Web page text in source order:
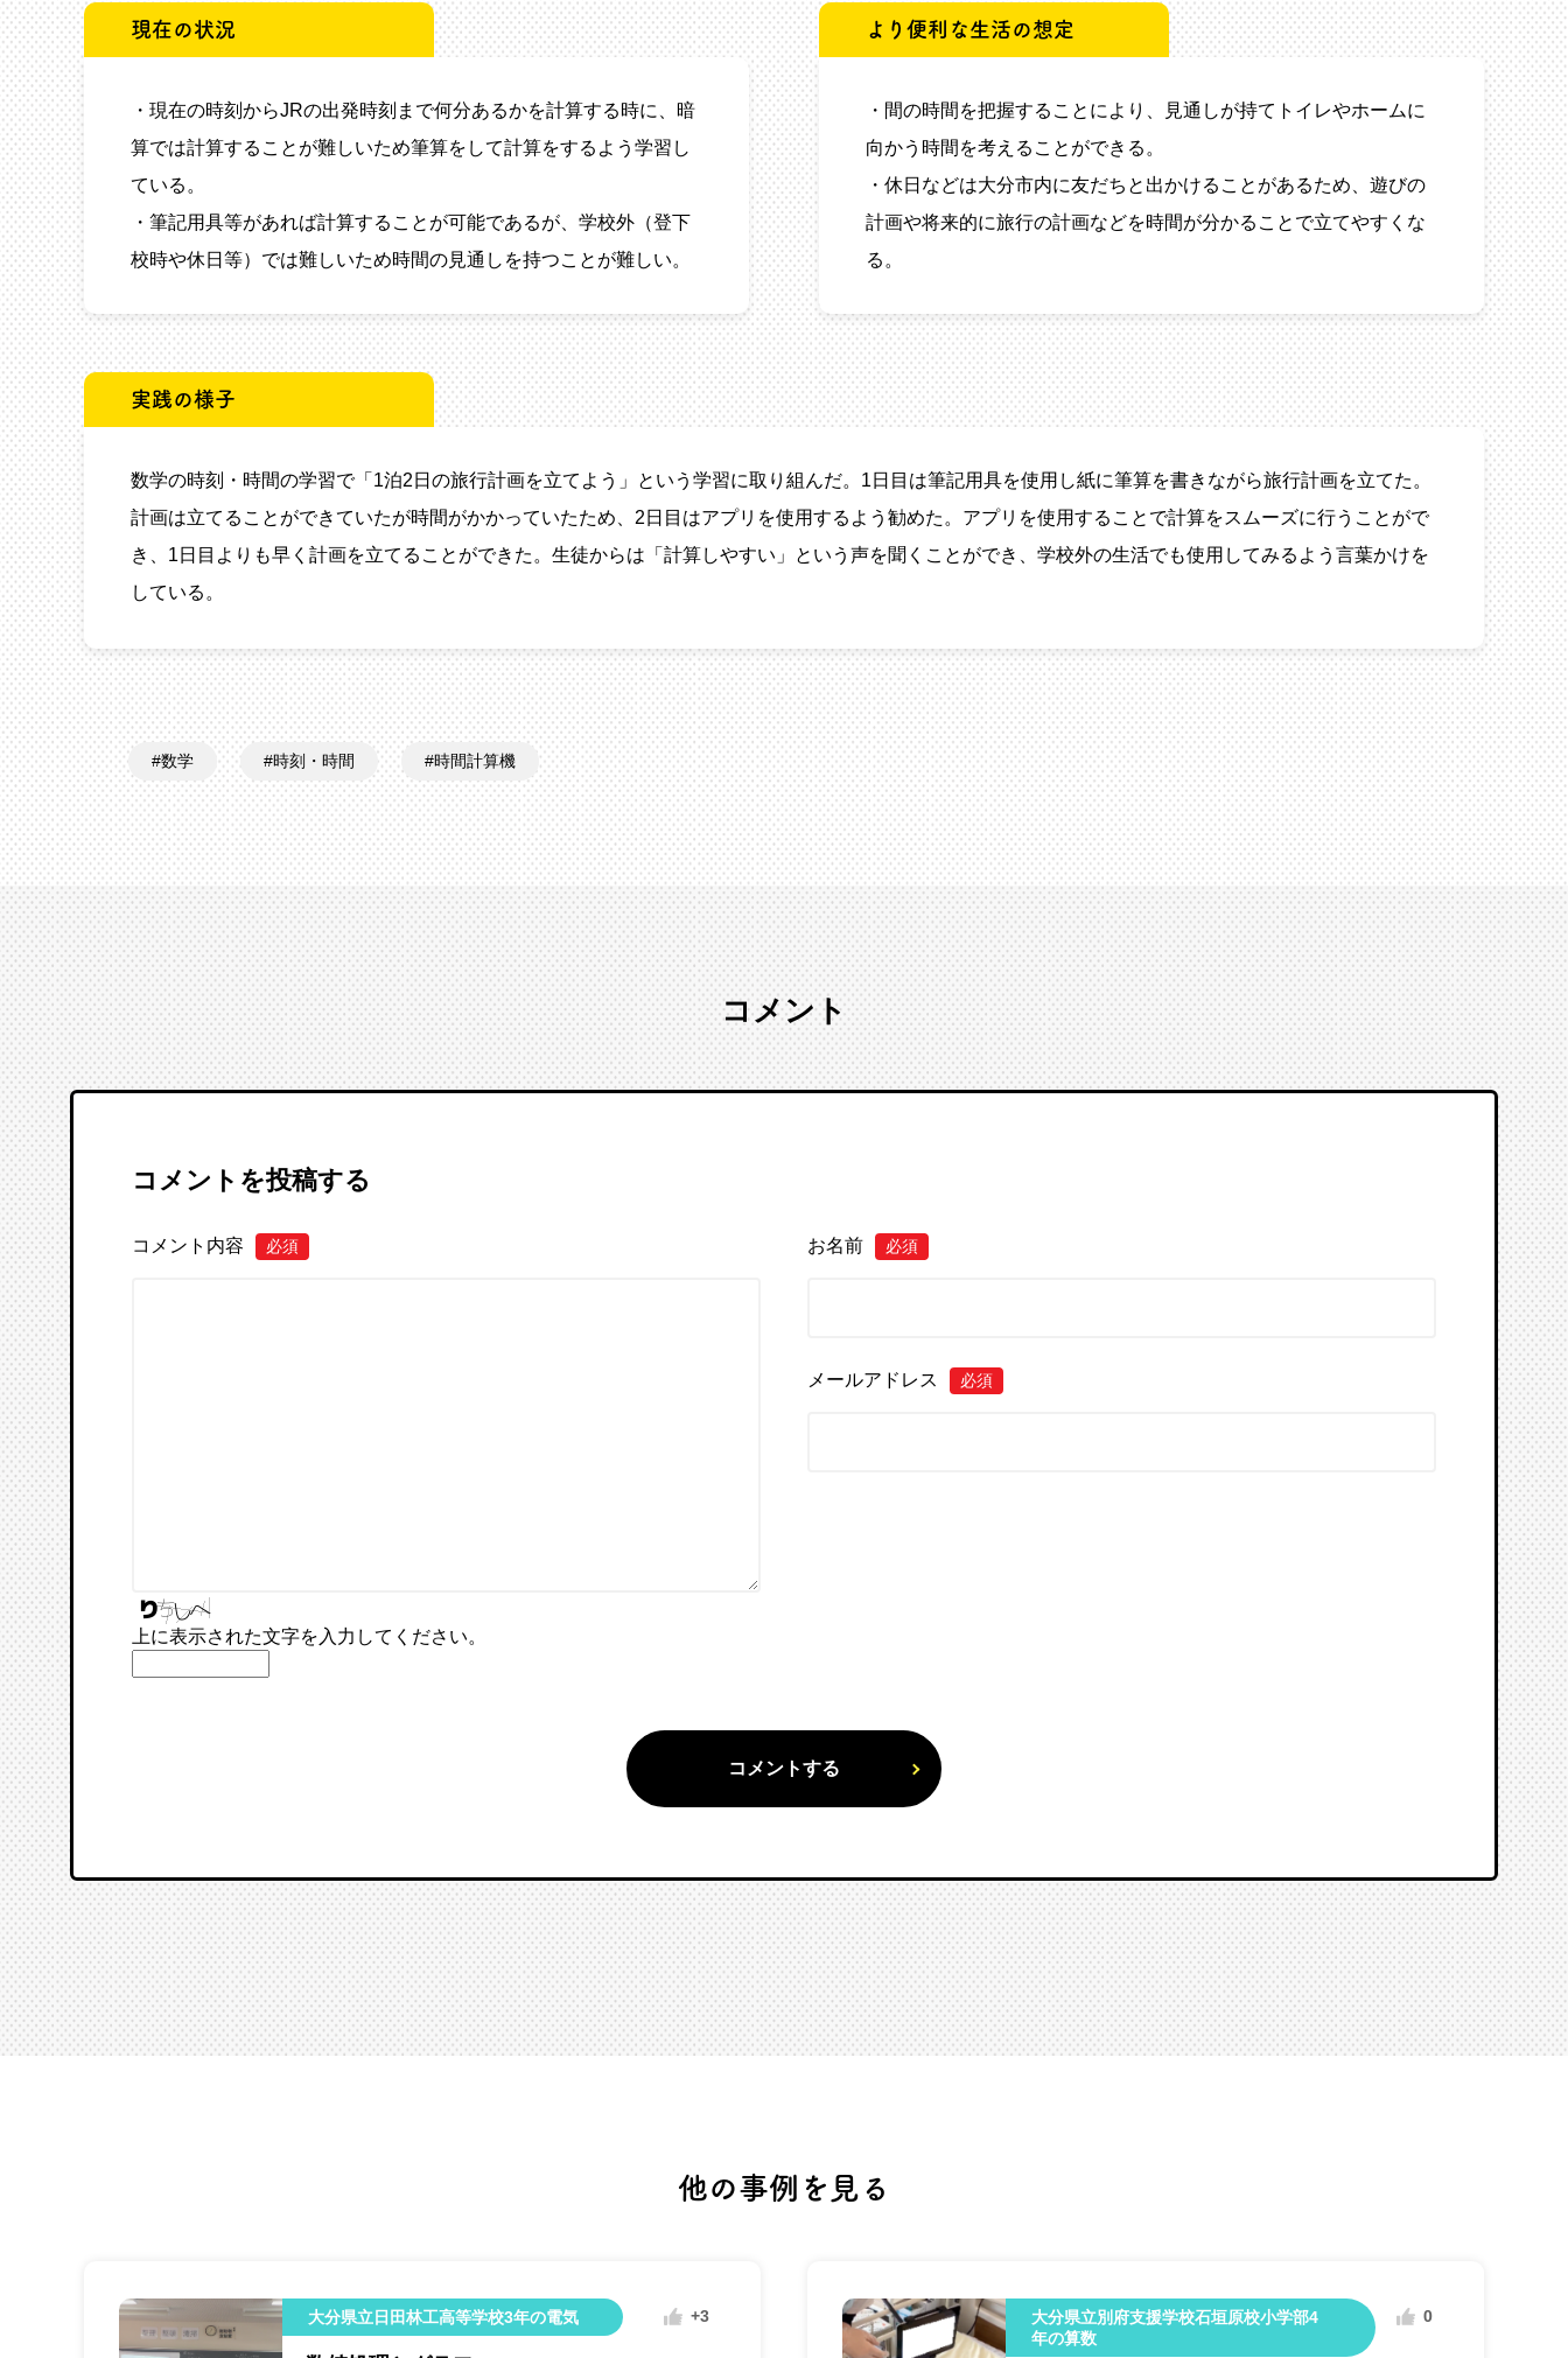
現在の状況
・現在の時刻からJRの出発時刻まで何分あるかを計算する時に、暗
算では計算することが難しいため筆算をして計算をするよう学習し
ている。
・筆記用具等があれば計算することが可能であるが、学校外（登下
校時や休日等）では難しいため時間の見通しを持つことが難しい。
より便利な生活の想定
・間の時間を把握することにより、見通しが持てトイレやホームに
向かう時間を考えることができる。
・休日などは大分市内に友だちと出かけることがあるため、遊びの
計画や将来的に旅行の計画などを時間が分かることで立てやすくな
る。
実践の様子
数学の時刻・時間の学習で「1泊2日の旅行計画を立てよう」という学習に取り組んだ。1日目は筆記用具を使用し紙に筆算を書きながら旅行計画を立てた。
計画は立てることができていたが時間がかかっていたため、2日目はアプリを使用するよう勧めた。アプリを使用することで計算をスムーズに行うことがで
き、1日目よりも早く計画を立てることができた。生徒からは「計算しやすい」という声を聞くことができ、学校外の生活でも使用してみるよう言葉かけを
している。
数学 時刻・時間 時間計算機
コメント
コメントを投稿する
コメント内容 必須 お名前 必須
メールアドレス 必須
上に表示された文字を入力してください。
他の事例を見る
大分県立日田林工高等学校3年の電気 +3
大分県立別府支援学校石垣原校小学部4
年の算数
0